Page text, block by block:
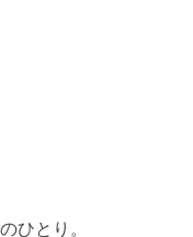
ひとり。